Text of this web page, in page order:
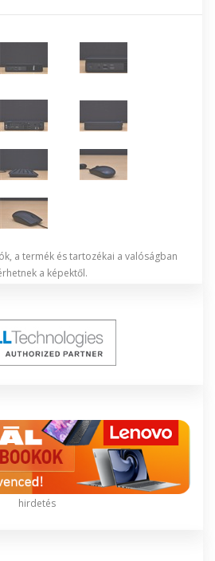
a termék és tartozékai a valóságban
a képektől.
hirdetés